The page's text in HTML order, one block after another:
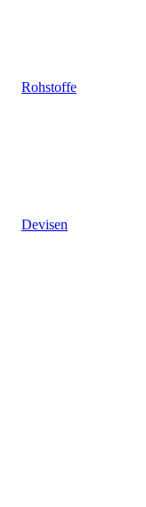
Rohstoffe
Devisen